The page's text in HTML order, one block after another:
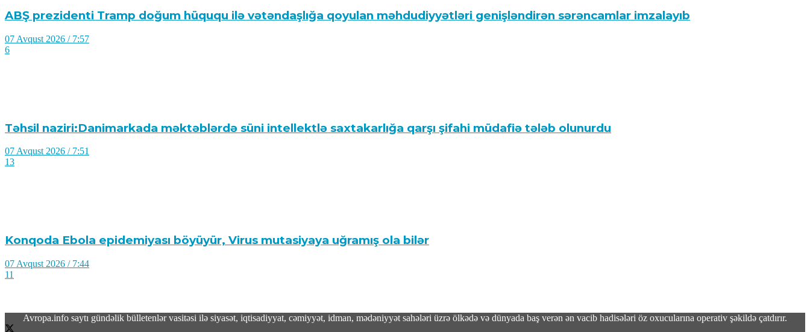
ABŞ prezidenti Tramp doğum hüququ ilə vətəndaşlığa qoyulan məhdudiyyətləri genişləndirən sərəncamlar imzalayıb
07 Avqust 2026 / 7:57
6
Təhsil naziri:Danimarkada məktəblərdə süni intellektlə saxtakarlığa qarşı şifahi müdafiə tələb olunurdu
07 Avqust 2026 / 7:51
13
Konqoda Ebola epidemiyası böyüyür, Virus mutasiyaya uğramış ola bilər
07 Avqust 2026 / 7:44
11
Avropa.info saytı gündəlik bülletenlər vasitəsi ilə siyasət, iqtisadiyyat, cəmiyyət, idman, mədəniyyət sahələri üzrə ölkədə və dünyada baş verən ən vacib hadisələri öz oxucularına operativ şəkildə çatdırır.